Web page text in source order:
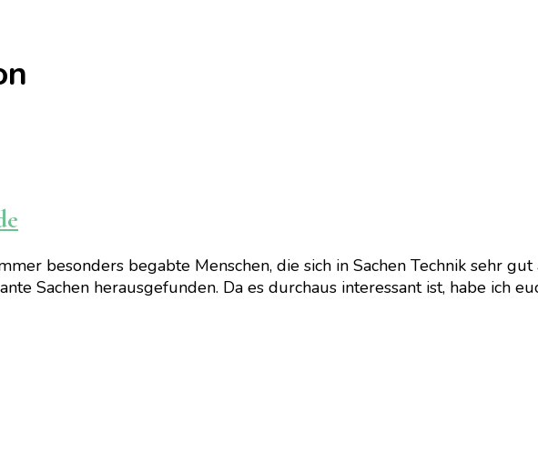
besonders begabte Menschen, die sich in Sachen Technik sehr
Sachen herausgefunden. Da es durchaus interessant ist, habe ich